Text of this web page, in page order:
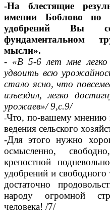
-На блестящие
имении Боблово по
удобрений Вы
фундаментальном
мысли».
- «В 5-6 лет мне легко
удвоить всю
стало ясно, что
изъездил, легко
урожаев»/ 9,с.9/
-Что, по-вашему мнению
ведения сельского
-Для этого нужно
осмысленно,
крепостной
удобрений и
достаточно
народу огромной
человека! /7/